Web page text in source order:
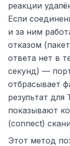
реакции
Если
и за ним
отказом
ответа нет в
секунд) —
отбрасывает
результат
показывают
(connect)
Этот метод